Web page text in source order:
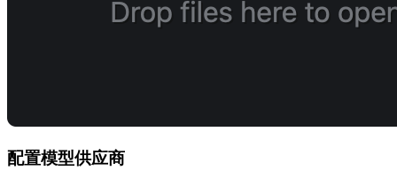
配置模型供应商